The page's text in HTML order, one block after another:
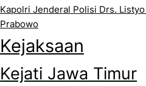
Kapolri Jenderal Polisi Drs.
Prabowo
Kejaksaan
Kejati Jawa Timur